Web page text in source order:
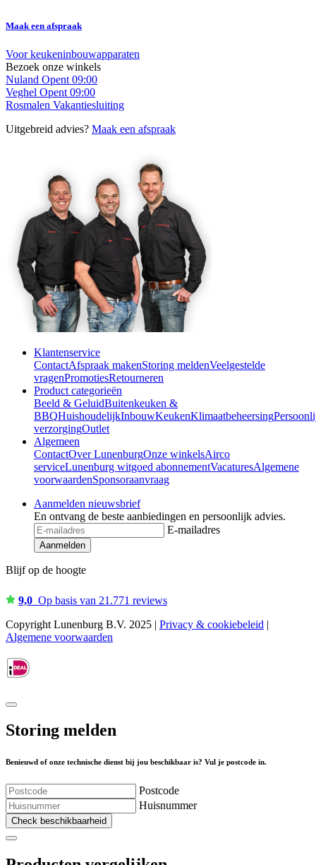
Maak een afspraak
Voor keukeninbouwapparaten
Bezoek onze winkels
Nuland Opent 09:00
Veghel Opent 09:00
Rosmalen Vakantiesluiting
Uitgebreid advies? Maak een afspraak
Klantenservice
ContactAfspraak makenStoring meldenVeelgestelde
vragenPromotiesRetourneren
Product categorieën
Beeld & GeluidBuitenkeuken &
BBQHuishoudelijkInbouwKeukenKlimaatbeheersing
verzorgingOutlet
Algemeen
ContactOver LunenburgOnze winkelsAirco
serviceLunenburg witgoed abonnementVacaturesAlgemene
voorwaardenSponsoraanvraag
Aanmelden nieuwsbrief
En ontvang de beste aanbiedingen en persoonlijk advies.
E-mailadres
Aanmelden
Blijf op de hoogte
9,0 Op basis van 21.771 reviews
Copyright Lunenburg B.V. 2025 | Privacy & cookiebeleid |
Algemene voorwaarden
Storing melden
Benieuwd of onze technische dienst bij jou beschikbaar is? Vul je postcode in.
Postcode
Huisnummer
Check beschikbaarheid